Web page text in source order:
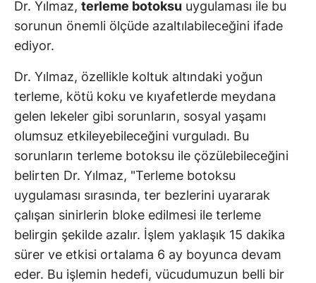
Dr. Yılmaz, terleme botoksu uygulaması ile bu
sorunun önemli ölçüde azaltılabileceğini ifade
ediyor.
Dr. Yılmaz, özellikle koltuk altındaki yoğun
terleme, kötü koku ve kıyafetlerde meydana
gelen lekeler gibi sorunların, sosyal yaşamı
olumsuz etkileyebileceğini vurguladı. Bu
sorunların terleme botoksu ile çözülebileceğini
belirten Dr. Yılmaz, "Terleme botoksu
uygulaması sırasında, ter bezlerini uyararak
çalışan sinirlerin bloke edilmesi ile terleme
belirgin şekilde azalır. İşlem yaklaşık 15 dakika
sürer ve etkisi ortalama 6 ay boyunca devam
eder. Bu işlemin hedefi, vücudumuzun belli bir